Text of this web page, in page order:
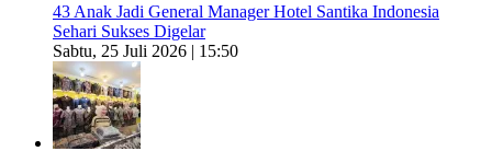
43 Anak Jadi General Manager Hotel Santika Indonesia
Sehari Sukses Digelar
Sabtu, 25 Juli 2026 | 15:50